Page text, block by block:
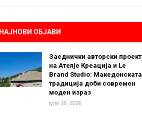
НАЈНОВИ ОБЈАВИ
Заеднички авторски проект
на Ателје Креација и Le
Brand Studio: Македонската
традиција доби современ
моден израз
јули 16, 2026